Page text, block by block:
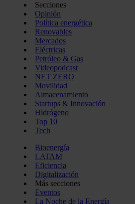
Secciones
Opinión
Política energética
Renovables
Mercados
Eléctricas
Petróleo & Gas
Videopodcast
NET ZERO
Movilidad
Almacenamiento
Startups & Innovación
Hidrógeno
Top 10
Tech
Bioenergía
LATAM
Eficiencia
Digitalización
Más secciones
Eventos
La Noche de la Energía